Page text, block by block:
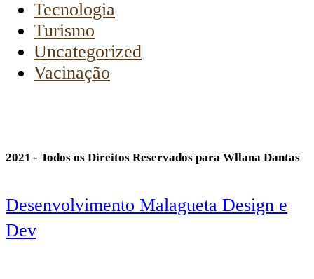
Tecnologia
Turismo
Uncategorized
Vacinação
2021 - Todos os Direitos Reservados para Wllana Dantas
Desenvolvimento Malagueta Design e
Dev